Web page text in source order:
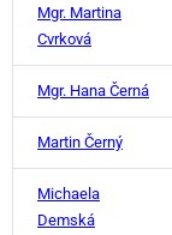
Mgr. Martina
Cvrková
Mgr. Hana Černá
Martin Černý
Michaela
Demská